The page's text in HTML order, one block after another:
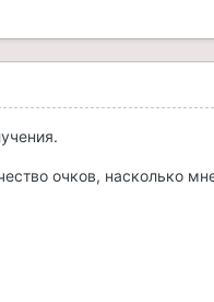
очков, насколько